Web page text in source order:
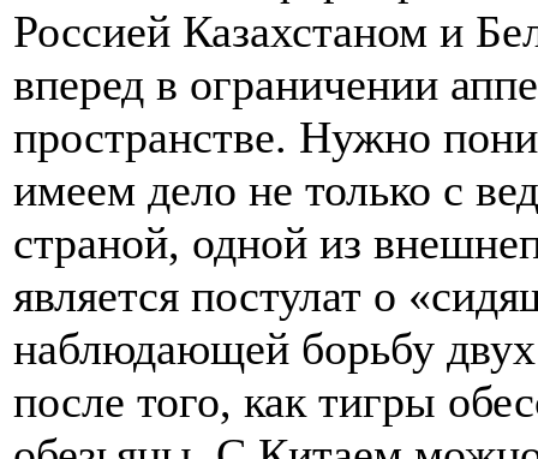
Россией Казахстаном и
вперед в ограничении
пространстве. Нужно
имеем дело не только с
страной, одной из
является постулат о
наблюдающей борьбу
после того, как тигры